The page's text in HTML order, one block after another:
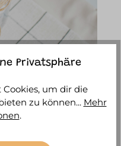
Privatsphäre
um dir die
zu können... Mehr
.